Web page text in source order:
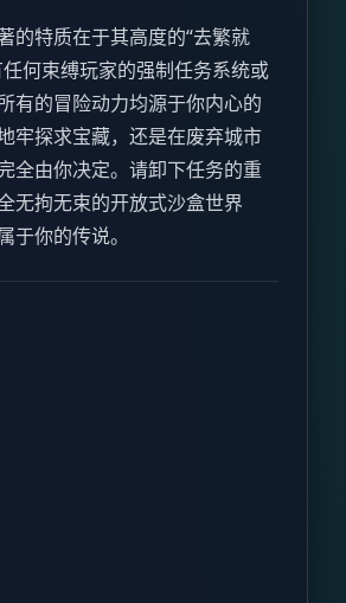
的特质在于其高度的“去繁就
何束缚玩家的强制任务系统或
有的冒险动力均源于你内心的
牢探求宝藏，还是在废弃城市
全由你决定。请卸下任务的重
无拘无束的开放式沙盒世界
于你的传说。